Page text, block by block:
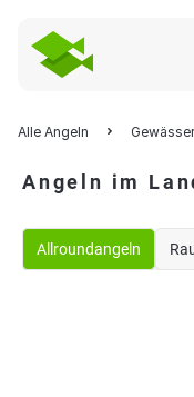
Alle Angeln Gewässer
Angeln im
Allroundangeln